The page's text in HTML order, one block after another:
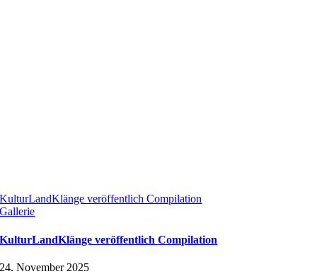
KulturLandKlänge veröffentlich Compilation
Gallerie
KulturLandKlänge veröffentlich Compilation
24. November 2025